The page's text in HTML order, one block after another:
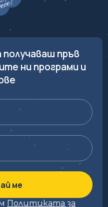
получаваш пръв
ни програми и
Политиката за